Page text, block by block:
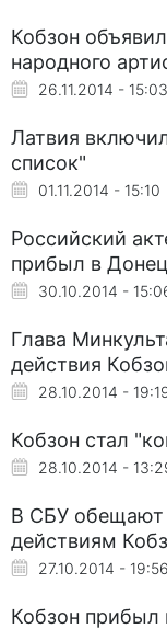
Кобзон
народного
26.11.2014 - 15:03
Латвия
список"
01.11.2014 - 15:10
Российский
прибыл в
30.10.2014 -
Глава
действия
28.10.2014 -
Кобзон стал
28.10.2014 -
В СБУ обещают
действиям
27.10.2014 - 19:56
Кобзон прибыл